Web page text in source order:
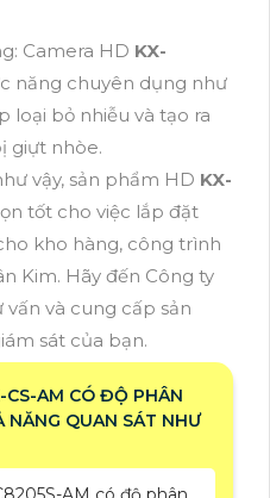
Camera HD KX-
năng chuyên dụng như
loại bỏ nhiễu và tạo ra
giựt nhòe.
vậy, sản phẩm HD KX-
tốt cho việc lắp đặt
kho hàng, công trình
Kim. Hãy đến Công ty
và cung cấp sản
sát của bạn.
CS-AM CÓ ĐỘ PHÂN
NĂNG QUAN SÁT NHƯ